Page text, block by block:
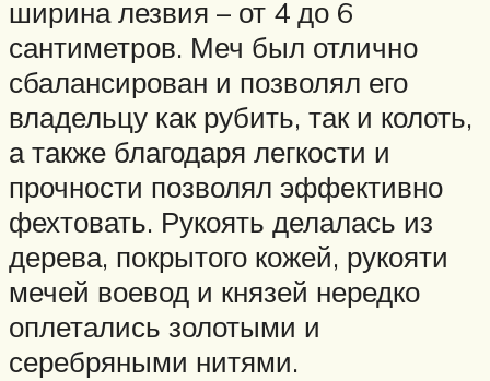
ширина лезвия – от 4 до 6
сантиметров. Меч был отлично
сбалансирован и позволял его
владельцу как рубить, так и колоть,
а также благодаря легкости и
прочности позволял эффективно
фехтовать. Рукоять делалась из
дерева, покрытого кожей, рукояти
мечей воевод и князей нередко
оплетались золотыми и
серебряными нитями.